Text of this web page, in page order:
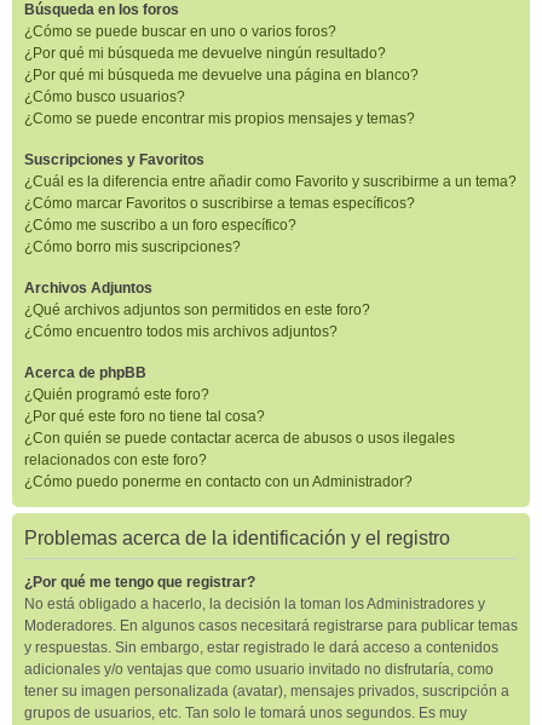
Búsqueda en los foros
¿Cómo se puede buscar en uno o varios foros?
¿Por qué mi búsqueda me devuelve ningún resultado?
¿Por qué mi búsqueda me devuelve una página en blanco?
¿Cómo busco usuarios?
¿Como se puede encontrar mis propios mensajes y temas?
Suscripciones y Favoritos
¿Cuál es la diferencia entre añadir como Favorito y suscribirme a un tema?
¿Cómo marcar Favoritos o suscribirse a temas específicos?
¿Cómo me suscribo a un foro específico?
¿Cómo borro mis suscripciones?
Archivos Adjuntos
¿Qué archivos adjuntos son permitidos en este foro?
¿Cómo encuentro todos mis archivos adjuntos?
Acerca de phpBB
¿Quién programó este foro?
¿Por qué este foro no tiene tal cosa?
¿Con quién se puede contactar acerca de abusos o usos ilegales
relacionados con este foro?
¿Cómo puedo ponerme en contacto con un Administrador?
Problemas acerca de la identificación y el registro
¿Por qué me tengo que registrar?
No está obligado a hacerlo, la decisión la toman los Administradores y
Moderadores. En algunos casos necesitará registrarse para publicar temas
y respuestas. Sin embargo, estar registrado le dará acceso a contenidos
adicionales y/o ventajas que como usuario invitado no disfrutaría, como
tener su imagen personalizada (avatar), mensajes privados, suscripción a
grupos de usuarios, etc. Tan solo le tomará unos segundos. Es muy